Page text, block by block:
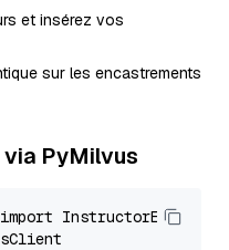
et insérez vos
sur les encastrements
PyMilvus